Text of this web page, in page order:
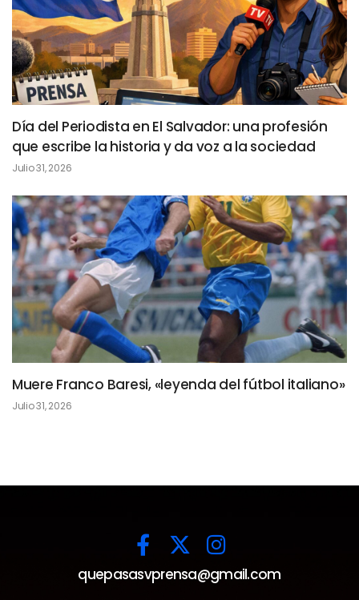
Día del Periodista en El Salvador: una profesión
que escribe la historia y da voz a la sociedad
Julio 31, 2026
Muere Franco Baresi, «leyenda del fútbol italiano»
Julio 31, 2026
quepasasvprensa@gmail.com